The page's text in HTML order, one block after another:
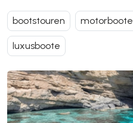
bootstouren motorboote
luxusboote